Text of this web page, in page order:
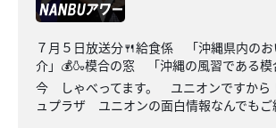
７月５日放送分🍴給食係 「沖縄県内のお
介」💰🍶模合の窓 「沖縄の風習である模
今 しゃべってます。 ユニオンですか
ュプラザ ユニオンの面白情報なんでも